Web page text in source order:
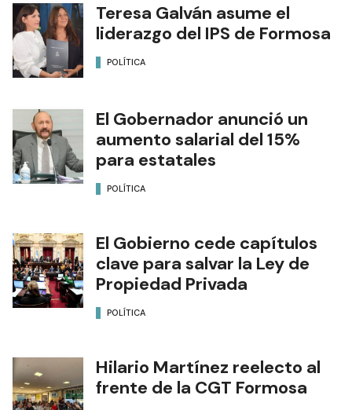
Teresa Galván asume el
liderazgo del IPS de Formosa
POLÍTICA
El Gobernador anunció un
aumento salarial del 15%
para estatales
POLÍTICA
El Gobierno cede capítulos
clave para salvar la Ley de
Propiedad Privada
POLÍTICA
Hilario Martínez reelecto al
frente de la CGT Formosa